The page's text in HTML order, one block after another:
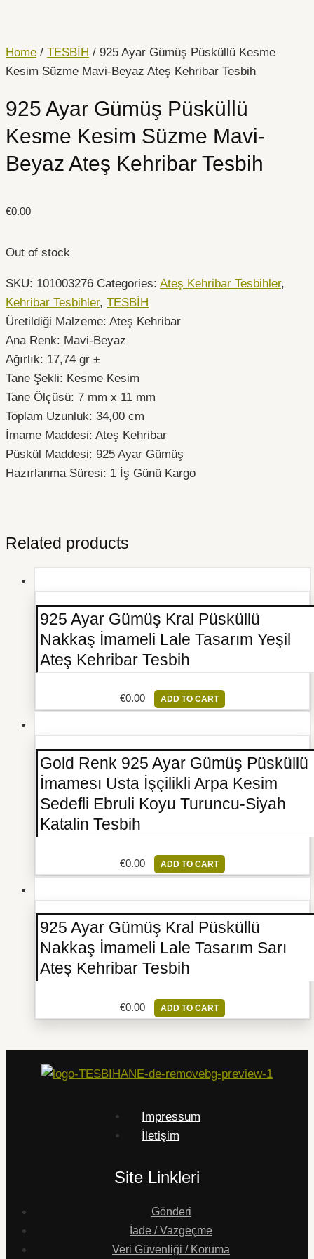
Home / TESBİH / 925 Ayar Gümüş Püsküllü Kesme
Kesim Süzme Mavi-Beyaz Ateş Kehribar Tesbih
925 Ayar Gümüş Püsküllü
Kesme Kesim Süzme Mavi-
Beyaz Ateş Kehribar Tesbih
€0.00
Out of stock
SKU: 101003276 Categories: Ateş Kehribar Tesbihler,
Kehribar Tesbihler, TESBİH
Üretildiği Malzeme: Ateş Kehribar
Ana Renk: Mavi-Beyaz
Ağırlık: 17,74 gr ±
Tane Şekli: Kesme Kesim
Tane Ölçüsü: 7 mm x 11 mm
Toplam Uzunluk: 34,00 cm
İmame Maddesi: Ateş Kehribar
Püskül Maddesi: 925 Ayar Gümüş
Hazırlanma Süresi: 1 İş Günü Kargo
Related products
925 Ayar Gümüş Kral Püsküllü
Nakkaş İmameli Lale Tasarım Yeşil
Ateş Kehribar Tesbih
€0.00 ADD TO CART
Gold Renk 925 Ayar Gümüş Püsküllü
İmamesı Usta İşçilikli Arpa Kesim
Sedefli Ebruli Koyu Turuncu-Siyah
Katalin Tesbih
€0.00 ADD TO CART
925 Ayar Gümüş Kral Püsküllü
Nakkaş İmameli Lale Tasarım Sarı
Ateş Kehribar Tesbih
€0.00 ADD TO CART
Impressum
İletişim
Site Linkleri
Gönderi
İade / Vazgeçme
Veri Güvenliği / Koruma